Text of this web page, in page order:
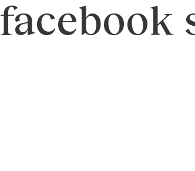
facebook